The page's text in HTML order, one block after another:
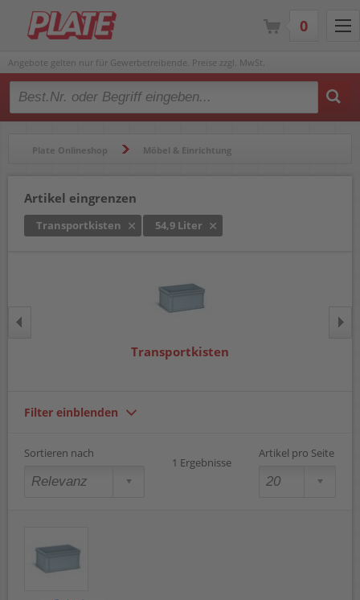
Angebote gelten nur für Gewerbetreibende. Preise zzgl. MwSt.
Type 2 or more characters for results.
Plate Onlineshop Möbel & Einrichtung
Artikel eingrenzen
Transportkisten 54,9 Liter
Transportkisten
Filter einblenden
Sortieren nach
1 Ergebnisse
Artikel pro Seite
0